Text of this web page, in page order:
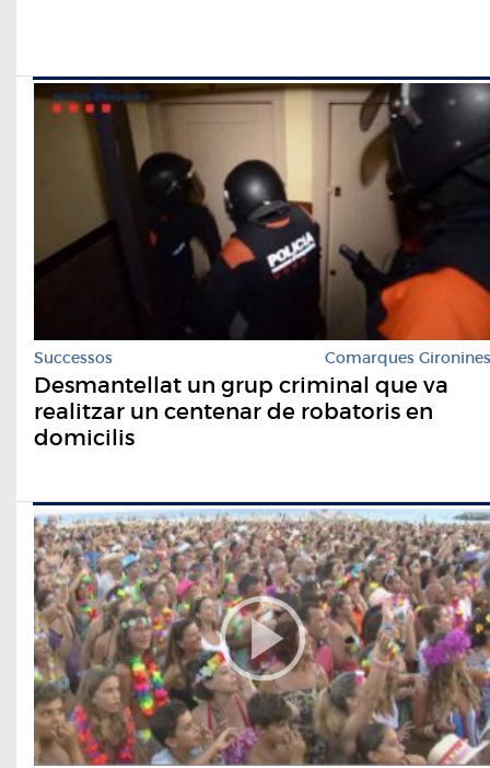
Successos Comarques Gironines
Desmantellat un grup criminal que va
realitzar un centenar de robatoris en
domicilis